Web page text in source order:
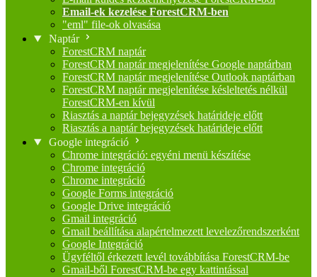
Email-ek kezelése ForestCRM-ben
"eml" file-ok olvasása
Naptár
ForestCRM naptár
ForestCRM naptár megjelenítése Google naptárban
ForestCRM naptár megjelenítése Outlook naptárban
ForestCRM naptár megjelenítése késleltetés nélkül
ForestCRM-en kívül
Riasztás a naptár bejegyzések határideje előtt
Riasztás a naptár bejegyzések határideje előtt
Google integráció
Chrome integráció: egyéni menü készítése
Chrome integráció
Chrome integráció
Google Forms integráció
Google Drive integráció
Gmail integráció
Gmail beállítása alapértelmezett levelezőrendszerként
Google Integráció
Ügyféltől érkezett levél továbbítása ForestCRM-be
Gmail-ből ForestCRM-be egy kattintással